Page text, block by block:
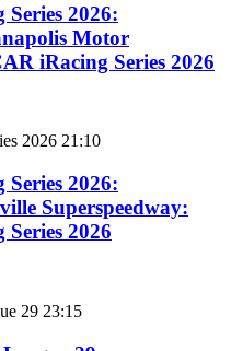
2026:
Motor
iRacing Series 2026
21:10
2026:
Superspeedway:
2026
23:15